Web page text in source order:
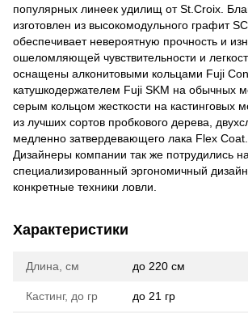
популярных линеек удилищ от St.Croix.
изготовлен из высокомодульного графит
обеспечивает невероятную прочность и
ошеломляющей чувствительности и
оснащены алконитовыми кольцами Fuji
катушкодержателем Fuji SKM на обычных
серым кольцом жесткости на кастинговых
из лучших сортов пробкового дерева,
медленно затвердевающего лака Flex
Дизайнеры компании так же потрудились
специализированный эргономичный
конкретные техники ловли.
Характеристики
Длина, см до 220 см
Кастинг, до гр до 21 гр